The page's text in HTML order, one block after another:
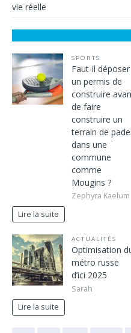
vie réelle
SPORTS
Faut-il déposer
un permis de
construire
de faire
construire un
terrain de padel
dans une
commune
comme
Mougins ?
Zephyra Kaelum
Lire la suite
ACTUALITÉS
Optimisation
métro russe
d’ici 2025
Sarah
Lire la suite